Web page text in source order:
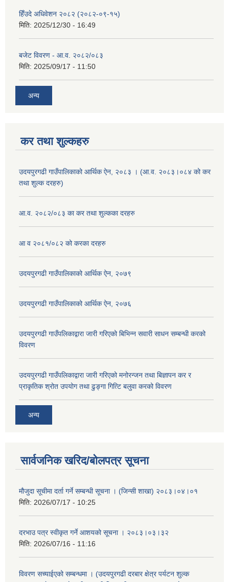
हिँउदे अधिवेशन २०८२ (२०८२-०९-१५)
मिति: 2025/12/30 - 16:49
बजेट विवरण - आ.व. २०८२/०८३
मिति: 2025/09/17 - 11:50
अन्य
कर तथा शुल्कहरु
उदयपुरगढी गाउँपालिकाको आर्थिक ऐन, २०८३ । (आ.व. २०८३।०८४ को कर
तथा शुल्क दरहरु)
आ.व. २०८२/०८३ का कर तथा शुल्कका दरहरु
आ व २०८१/०८२ को करका दरहरु
उदयपुरगढी गाउँपालिकाको आर्थिक ऐन, २०७९
उदयपुरगढी गाउँपालिकाको आर्थिक ऐन, २०७६
उदयपुरगढी गाउँपलिकाद्वारा जारी गरिएको बिभिन्न सवारी साधन सम्बन्धी करको
विवरण
उदयपुरगढी गाउँपलिकाद्वारा जारी गरिएको मनोरन्जन तथा बिज्ञापन कर र
प्राकृतिक श्रोत उपयोग तथा ढुङ्गा गित्टि बलुवा करको विवरण
अन्य
सार्वजनिक खरिद/बोलपत्र सूचना
मौजुदा सूचीमा दर्ता गर्ने सम्बन्धी सूचना । (जिन्सी शाखा) २०८३।०४।०१
मिति: 2026/07/17 - 10:25
दरभाउ पत्र स्वीकृत गर्ने आशयको सूचना । २०८३।०३।३२
मिति: 2026/07/16 - 11:16
विवरण सच्याईएको सम्बन्धमा । (उदयपुरगढी दरबार क्षेत्र पर्यटन शुल्क